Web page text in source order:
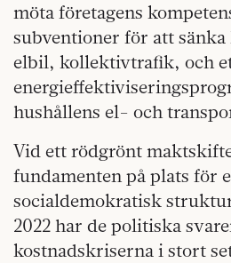
möta företagens
subventioner för att
elbil, kollektivtrafik, och
hushållens el- och
Vid ett rödgrönt
fundamenten på plats för
socialdemokratisk
2022 har de politiska
kostnadskriserna i stort